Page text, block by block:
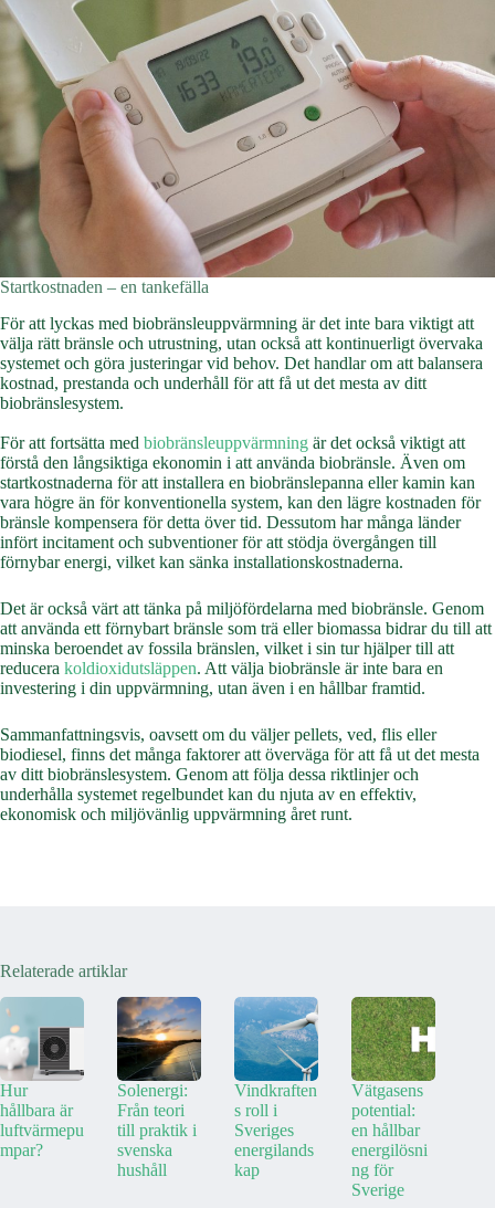
Startkostnaden – en tankefälla
För att lyckas med biobränsleuppvärmning är det inte bara viktigt att
välja rätt bränsle och utrustning, utan också att kontinuerligt övervaka
systemet och göra justeringar vid behov. Det handlar om att balansera
kostnad, prestanda och underhåll för att få ut det mesta av ditt
biobränslesystem.
För att fortsätta med biobränsleuppvärmning är det också viktigt att
förstå den långsiktiga ekonomin i att använda biobränsle. Även om
startkostnaderna för att installera en biobränslepanna eller kamin kan
vara högre än för konventionella system, kan den lägre kostnaden för
bränsle kompensera för detta över tid. Dessutom har många länder
infört incitament och subventioner för att stödja övergången till
förnybar energi, vilket kan sänka installationskostnaderna.
Det är också värt att tänka på miljöfördelarna med biobränsle. Genom
att använda ett förnybart bränsle som trä eller biomassa bidrar du till att
minska beroendet av fossila bränslen, vilket i sin tur hjälper till att
reducera koldioxidutsläppen. Att välja biobränsle är inte bara en
investering i din uppvärmning, utan även i en hållbar framtid.
Sammanfattningsvis, oavsett om du väljer pellets, ved, flis eller
biodiesel, finns det många faktorer att överväga för att få ut det mesta
av ditt biobränslesystem. Genom att följa dessa riktlinjer och
underhålla systemet regelbundet kan du njuta av en effektiv,
ekonomisk och miljövänlig uppvärmning året runt.
Relaterade artiklar
Hur
hållbara är
luftvärmepu
mpar?
Solenergi:
Från teori
till praktik i
svenska
hushåll
Vindkraften
s roll i
Sveriges
energilands
kap
Vätgasens
potential:
en hållbar
energilösni
ng för
Sverige